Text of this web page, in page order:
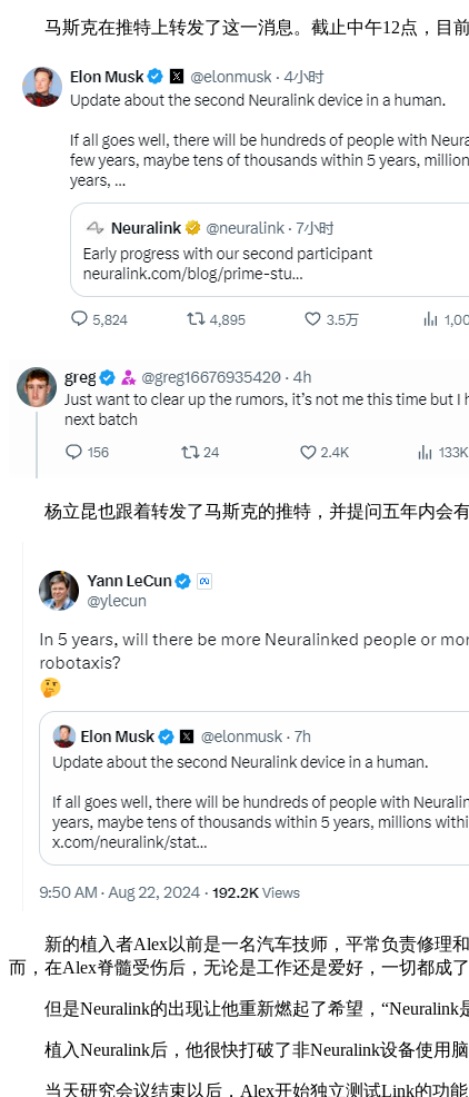
马斯克在推特上转发了这一消息。截止中午12点，目前
杨立昆也跟着转发了马斯克的推特，并提问五年内会有
新的植入者Alex以前是一名汽车技师，平常负责修理和
而，在Alex脊髓受伤后，无论是工作还是爱好，一切都成了
但是Neuralink的出现让他重新燃起了希望，“Neuralink
植入Neuralink后，他很快打破了非Neuralink设备使用脑
当天研究会议结束以后，Alex开始独立测试Link的功能